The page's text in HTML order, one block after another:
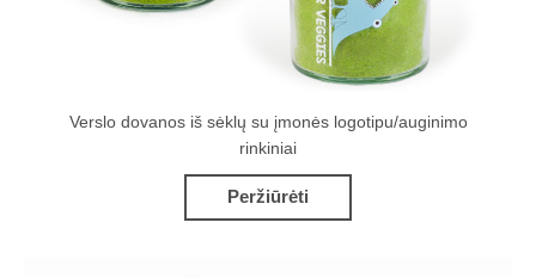
Verslo dovanos iš sėklų su įmonės logotipu/auginimo
rinkiniai
Peržiūrėti